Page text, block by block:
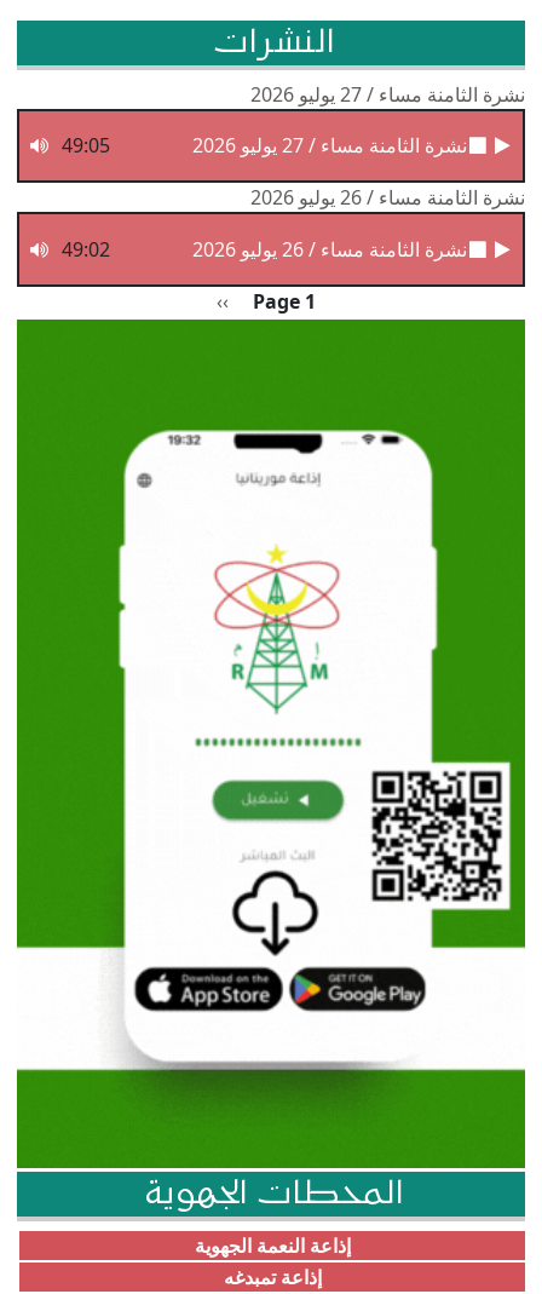
النشرات
نشرة الثامنة مساء / 27 يوليو 2026
نشرة الثامنة مساء / 27 يوليو 2026
49:05
نشرة الثامنة مساء / 26 يوليو 2026
نشرة الثامنة مساء / 26 يوليو 2026
49:02
Page 1 الصفحة التالية
››
المحطات الجهوية
إذاعة النعمة الجهوية
إذاعة تمبدغه